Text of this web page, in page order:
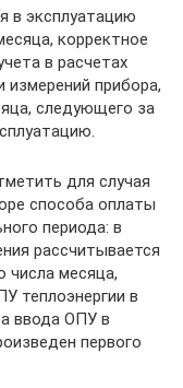
в эксплуатацию
корректное
в расчетах
прибора,
следующего за
для случая
способа оплаты
периода: в
рассчитывается
числа месяца,
теплоэнергии в
ввода ОПУ в
первого